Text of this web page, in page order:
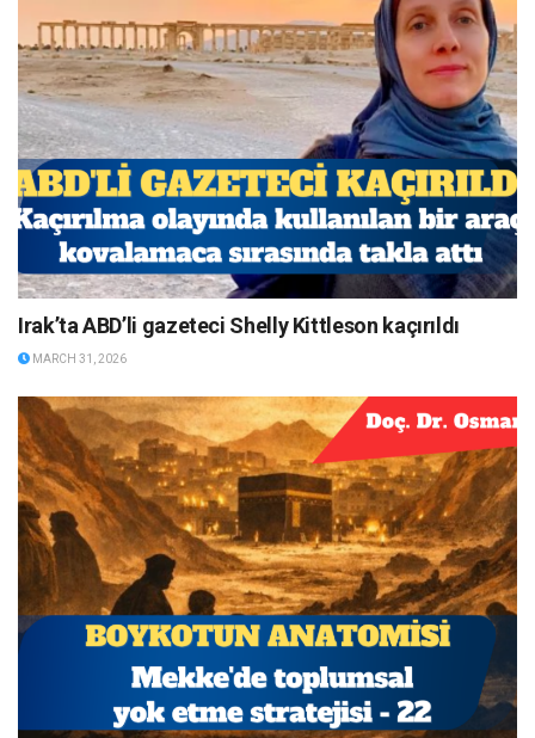
Irak’ta ABD’li gazeteci Shelly Kittleson kaçırıldı
MARCH 31, 2026